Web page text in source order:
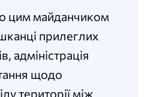
цим майданчиком
прилеглих
адміністрація
щодо
території між